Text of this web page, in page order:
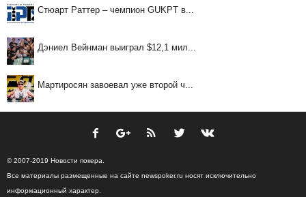
Стюарт Раттер – чемпион GUKPT в...
Дэниел Вейнман выиграл $12,1 мил...
Мартиросян завоевал уже второй ч...
© 2007-2019 Новости покера.
Все материалы размещенные на сайте newspoker.ru носят исключительно
информационный характер.